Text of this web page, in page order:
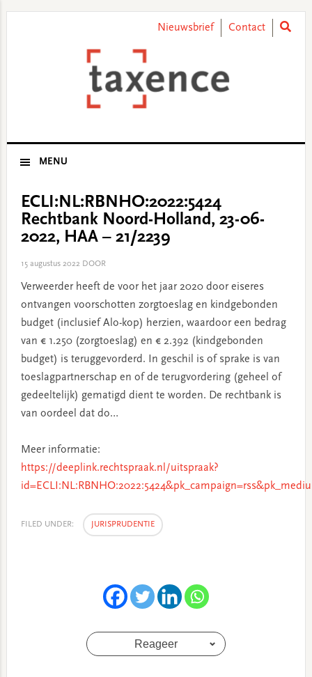
Nieuwsbrief Contact
MENU
ECLI:NL:RBNHO:2022:5424
Rechtbank Noord-Holland, 23-06-
2022, HAA – 21/2239
15 augustus 2022DOOR
Verweerder heeft de voor het jaar 2020 door eiseres
ontvangen voorschotten zorgtoeslag en kindgebonden
budget (inclusief Alo-kop) herzien, waardoor een bedrag
van € 1.250 (zorgtoeslag) en € 2.392 (kindgebonden
budget) is teruggevorderd. In geschil is of sprake is van
toeslagpartnerschap en of de terugvordering (geheel of
gedeeltelijk) gematigd dient te worden. De rechtbank is
van oordeel dat do…
Meer informatie:
https://deeplink.rechtspraak.nl/uitspraak?
FILED UNDER: JURISPRUDENTIE
Reageer